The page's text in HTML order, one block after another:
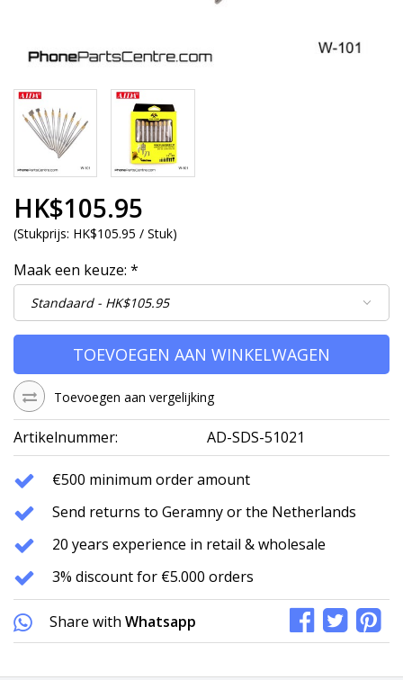
HK$105.95
(Stukprijs: HK$105.95 / Stuk)
Maak een keuze: *
TOEVOEGEN AAN WINKELWAGEN
Toevoegen aan vergelijking
Artikelnummer: AD-SDS-51021
€500 minimum order amount
Send returns to Geramny or the Netherlands
20 years experience in retail & wholesale
3% discount for €5.000 orders
Share with Whatsapp